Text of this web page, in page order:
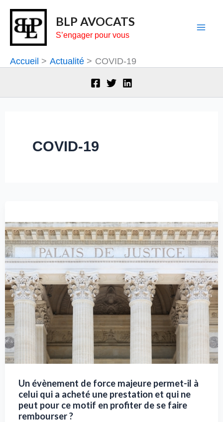
Aller
contenu
BLP AVOCATS
S’engager pour vous
Accueil Actualité COVID-19
COVID-19
Un évènement de force majeure permet-il à
celui qui a acheté une prestation et qui ne
peut pour ce motif en profiter de se faire
rembourser ?